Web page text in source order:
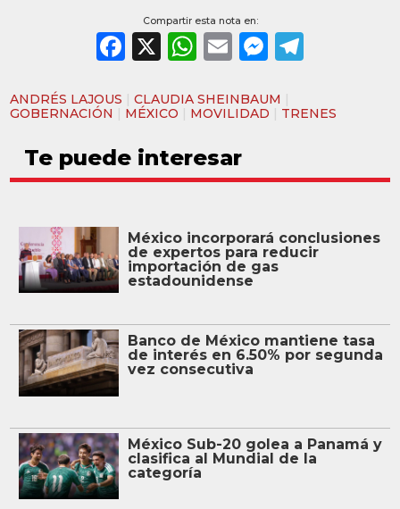
Compartir esta nota en:
Facebook
X WhatsApp
Email
ANDRÉS LAJOUS |CLAUDIA SHEINBAUM |
GOBERNACIÓN | MÉXICO | MOVILIDAD | TRENES
Te puede interesar
México incorporará conclusiones
de expertos para reducir
importación de gas
estadounidense
Banco de México mantiene tasa
de interés en 6.50% por segunda
vez consecutiva
México Sub-20 golea a Panamá y
clasifica al Mundial de la
categoría